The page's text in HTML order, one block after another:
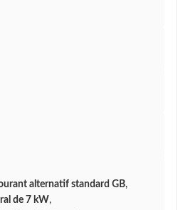
alternatif standard GB,
de 7 kW,